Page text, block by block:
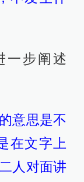
一步阐述
意思是不
在文字上
人对面讲